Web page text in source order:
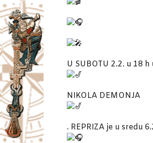
U SUBOTU 2.2. u 18
NIKOLA DEMONJA
. REPRIZA je u sredu